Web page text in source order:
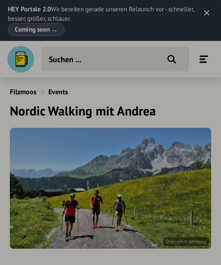
HEY Portale 2.0Wir bereiten gerade unseren Relaunch vor - schneller,
besser, größer, schlauer.
Coming soon →
Filzmoos Events
Nordic Walking mit Andrea
Österreich Werbung